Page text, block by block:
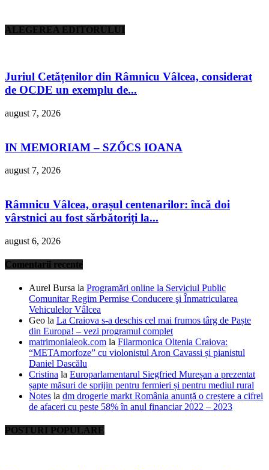
ALEGEREA EDITORULUI
Juriul Cetățenilor din Râmnicu Vâlcea, considerat
de OCDE un exemplu de...
august 7, 2026
IN MEMORIAM – SZŐCS IOANA
august 7, 2026
Râmnicu Vâlcea, orașul centenarilor: încă doi
vârstnici au fost sărbătoriți la...
august 6, 2026
Comentarii recente
Aurel Bursa la Programări online la Serviciul Public
Comunitar Regim Permise Conducere şi Înmatricularea
Vehiculelor Vâlcea
Geo la La Craiova s-a deschis cel mai frumos târg de Paște
din Europa! – vezi programul complet
matrimonialeok.com la Filarmonica Oltenia Craiova:
“METAmorfoze” cu violonistul Aron Cavassi și pianistul
Daniel Dascălu
Cristina la Europarlamentarul Siegfried Mureșan a prezentat
șapte măsuri de sprijin pentru fermieri și pentru mediul rural
Notes la dm drogerie markt România anunță o creștere a cifrei
de afaceri cu peste 58% în anul financiar 2022 – 2023
POSTURI POPULARE